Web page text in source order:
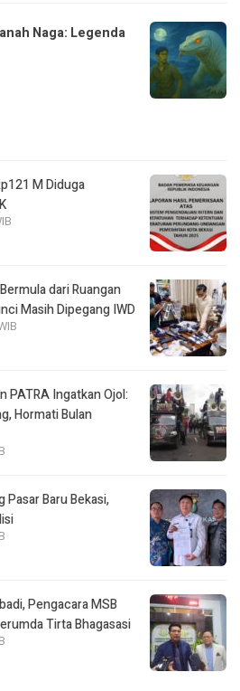
Naga: Legenda
M Diduga
dari Ruangan
Masih Dipegang IWD
PATRA Ingatkan Ojol:
Hormati Bulan
Pasar Baru Bekasi,
Pengacara MSB
Tirta Bhagasasi